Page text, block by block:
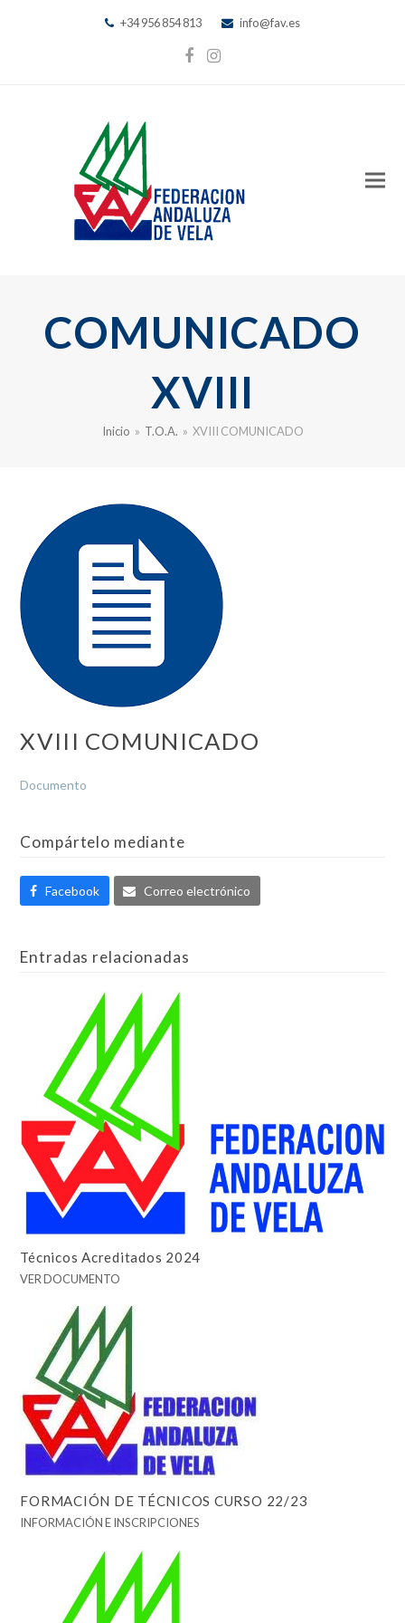
+34 956 854 813 info@fav.es
Facebook
Instagram
COMUNICADO
XVIII
Inicio » T.O.A. » XVIII COMUNICADO
XVIII COMUNICADO
Documento
Compártelo mediante
Facebook Correo electrónico
Entradas relacionadas
Técnicos Acreditados 2024
VER DOCUMENTO
FORMACIÓN DE TÉCNICOS CURSO 22/23
INFORMACIÓN E INSCRIPCIONES